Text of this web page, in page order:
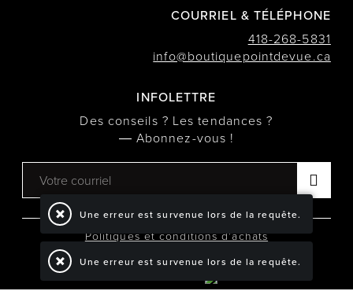
COURRIEL & TÉLÉPHONE
418-268-5831
info@boutiquepointdevue.ca
INFOLETTRE
Des conseils ? Les tendances ?
― Abonnez-vous !
Politiques et conditions d'achats
TOUS DROITS RÉSERVÉS © COPYRIGHT 2026
Une erreur est survenue lors de la requête.
Une erreur est survenue lors de la requête.